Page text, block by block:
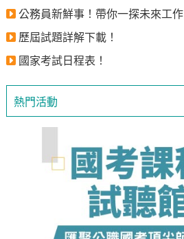
公務員新鮮事！帶你一探未來工作
歷屆試題詳解下載！
國家考試日程表！
熱門活動